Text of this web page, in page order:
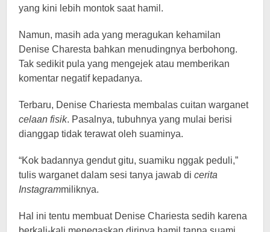
yang kini lebih montok saat hamil.
Namun, masih ada yang meragukan kehamilan
Denise Charesta bahkan menudingnya berbohong.
Tak sedikit pula yang mengejek atau memberikan
komentar negatif kepadanya.
Terbaru, Denise Chariesta membalas cuitan warganet
celaan fisik. Pasalnya, tubuhnya yang mulai berisi
dianggap tidak terawat oleh suaminya.
“Kok badannya gendut gitu, suamiku nggak peduli,”
tulis warganet dalam sesi tanya jawab di cerita
Instagrammiliknya.
Hal ini tentu membuat Denise Chariesta sedih karena